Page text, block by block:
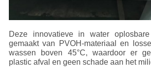
Deze innovatieve in water
gemaakt van PVOH-materiaal en
wassen boven 45°C, waardoor er
plastic afval en geen schade aan het